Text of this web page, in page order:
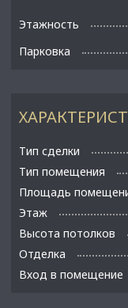
Тип сделки
Тип помещения
Площадь
Этаж
Высота потолков
Отделка
Вход в помещение
Этажность
Парковка